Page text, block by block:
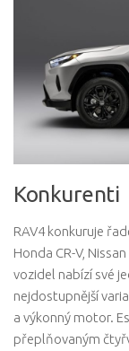
Konkurenti
RAV4 konkuruje
Honda CR-V,
vozidel nabízí své
nejdostupnější
a výkonný motor.
přeplňovaným